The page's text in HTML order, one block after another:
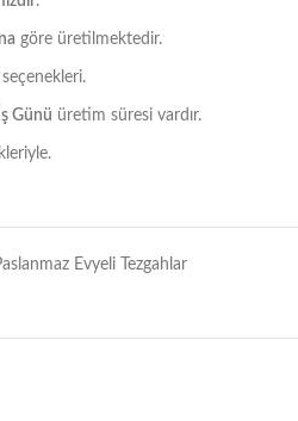
göre üretilmektedir.
Günü üretim süresi vardır.
Evyeli Tezgahlar